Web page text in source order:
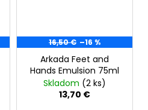
16,50 € –16 %
Arkada Feet and
Hands Emulsion 75ml
Skladom (2 ks)
13,70 €